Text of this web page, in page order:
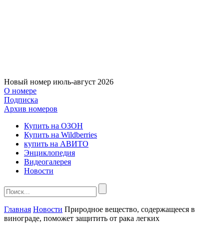
Новый номер июль-август 2026
О номере
Подписка
Архив номеров
Купить на ОЗОН
Купить на Wildberries
купить на АВИТО
Энциклопедия
Видеогалерея
Новости
Главная Новости Природное вещество, содержащееся в
винограде, поможет защитить от рака легких